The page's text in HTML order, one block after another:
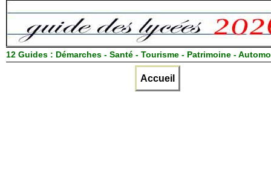
12 Guides : Démarches - Santé - Tourisme - Patrimoine -
Accueil